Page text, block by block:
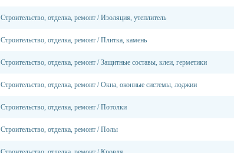
Строительство, отделка, ремонт /Изоляция, утеплитель
Строительство, отделка, ремонт /Плитка, камень
Строительство, отделка, ремонт /Защитные составы, клеи, герметики
Строительство, отделка, ремонт /Окна, оконные системы, лоджии
Строительство, отделка, ремонт /Потолки
Строительство, отделка, ремонт /Полы